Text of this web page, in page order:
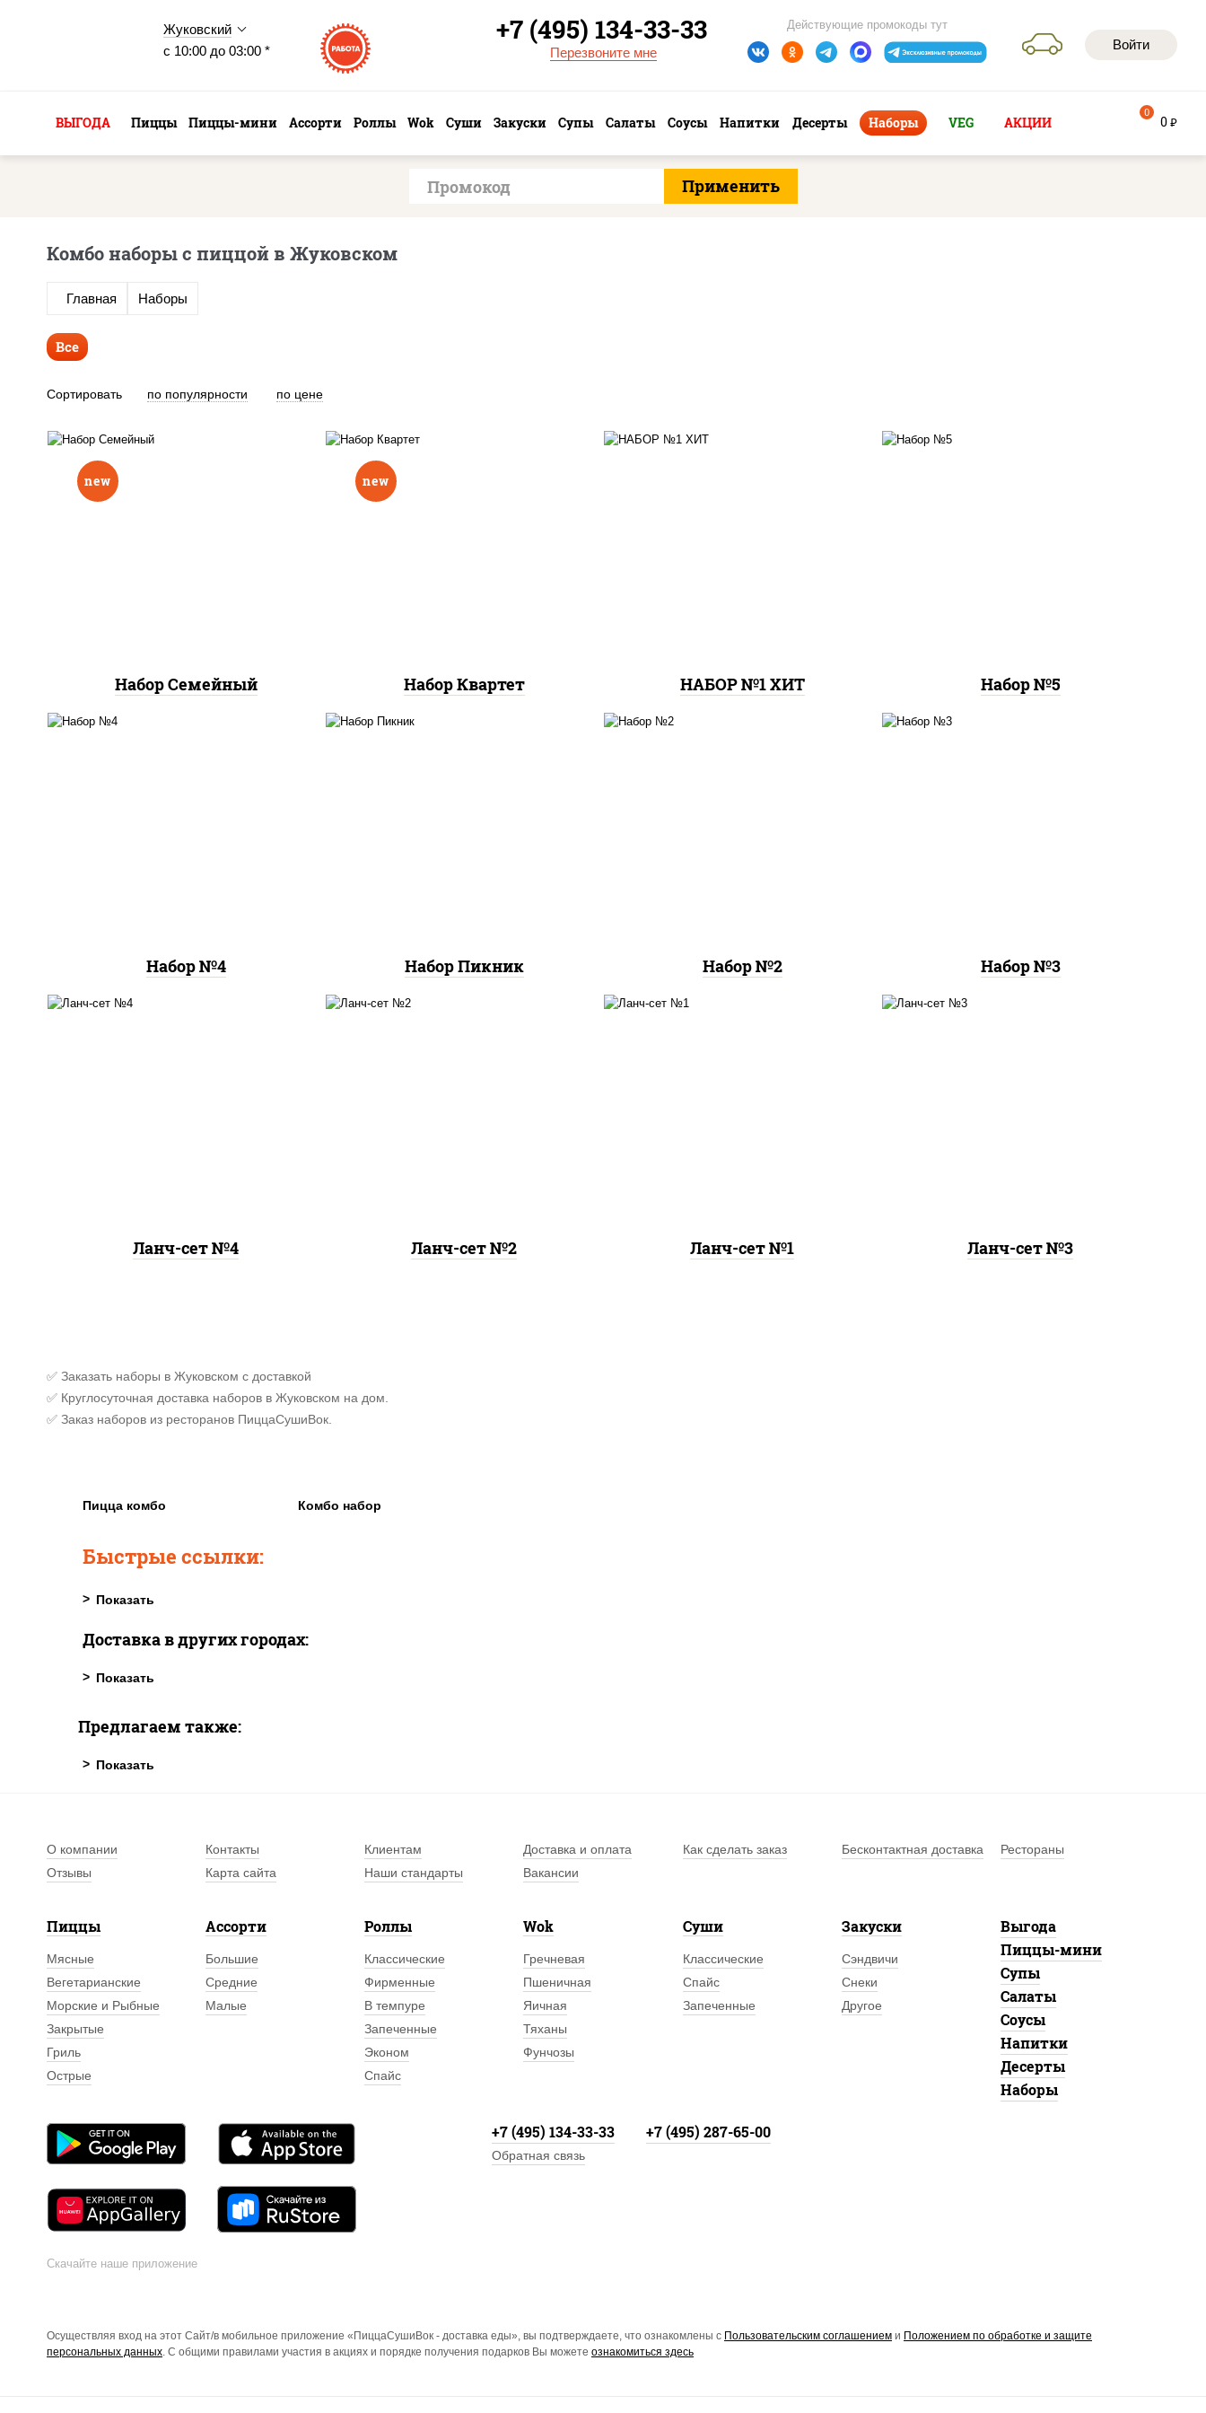
Жуковский
с 10:00 до 03:00 *
Войти
Действующие промокоды тут
+7 (495) 134-33-33
Перезвоните мне
ВЫГОДА Пиццы Пиццы-мини Ассорти Роллы Wok Суши Закуски Супы Салаты Соусы Напитки Десерты Наборы VEG АКЦИИ 0 руб
0
Комбо наборы с пиццой в Жуковском
Главная Наборы
Все
Сортировать по популярности по цене
new
Набор Семейный
new
Набор Квартет НАБОР №1 ХИТ Набор №5
Набор №4 Набор Пикник Набор №2 Набор №3
Ланч-сет №4 Ланч-сет №2 Ланч-сет №1 Ланч-сет №3
✅ Заказать наборы в Жуковском с доставкой
✅ Круглосуточная доставка наборов в Жуковском на дом.
✅ Заказ наборов из ресторанов ПиццаСушиВок.
Пицца комбо Комбо набор
Быстрые ссылки:
Доставка в других городах:
Предлагаем также:
О компании Контакты Клиентам Доставка и оплата Как сделать заказ Бесконтактная доставка
Рестораны
Отзывы
Карта сайта Наши стандарты Вакансии
Пиццы
Мясные
Вегетарианские
Морские и Рыбные
Закрытые
Гриль
Острые
Ассорти
Большие
Средние
Малые
Роллы
Классические
Фирменные
В темпуре
Запеченные
Эконом
Спайс
Wok
Гречневая
Пшеничная
Яичная
Тяханы
Фунчозы
Суши
Классические
Спайс
Запеченные
Закуски
Сэндвичи
Снеки
Другое
Выгода
Пиццы-мини
Супы
Салаты
Соусы
Напитки
Десерты
Наборы
Скачайте наше приложение
+7 (495) 134-33-33 +7 (495) 287-65-00
Обратная связь
Осуществляя вход на этот Сайт/в мобильное приложение «ПиццаСушиВок - доставка еды», вы подтверждаете, что ознакомлены с Пользовательским соглашением и Положением по обработке и защите
персональных данных . С общими правилами участия в акциях и порядке получения подарков Вы можете ознакомиться здесь